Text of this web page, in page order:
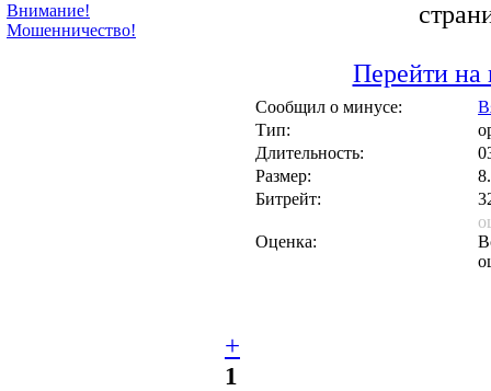
Внимание!
Мошенничество!
Перейти на
Сообщил о минусе:
Тип:
Длительность:
Размер:
Битрейт:
Оценка:
+
1